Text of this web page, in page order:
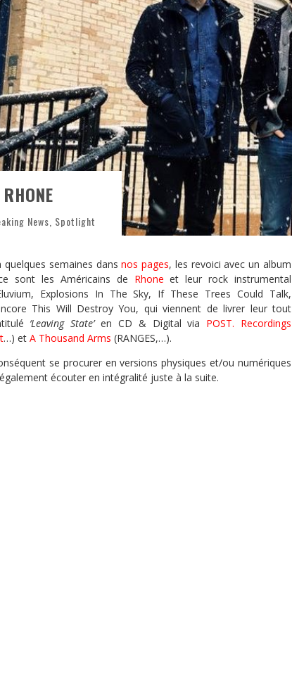
News Spotlight
quelques semaines dansnos pages, les revoici avec un album
sont les Américains de Rhone et leur rock instrumental
Explosions In The Sky, If These Trees Could Talk,
This Will Destroy You, qui viennent de livrer leur tout
‘Leaving State’en CD & Digital via POST. Recordings
…) et A Thousand Arms (RANGES,…).
se procurer en versions physiques et/ou numériques
écouter en intégralité juste à la suite.